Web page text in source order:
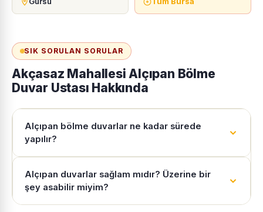
SIK SORULAN SORULAR
Akçasaz Mahallesi Alçıpan Bölme
Duvar Ustası Hakkında
Alçıpan bölme duvarlar ne kadar sürede
yapılır?
Alçıpan duvarlar sağlam mıdır? Üzerine bir
şey asabilir miyim?